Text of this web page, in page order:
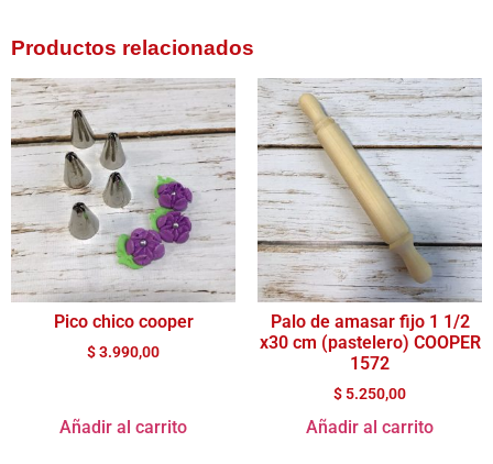
Productos relacionados
Pico chico cooper
$3.990,00
Añadir al carrito
Palo de amasar fijo 1 1/2
x30 cm (pastelero) COOPER
1572
$ 5.250,00
Añadir al carrito